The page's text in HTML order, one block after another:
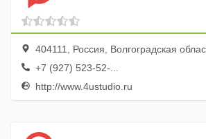
404111, Россия, Волгоградская область,
+7 (927) 523-52-...
http://www.4ustudio.ru